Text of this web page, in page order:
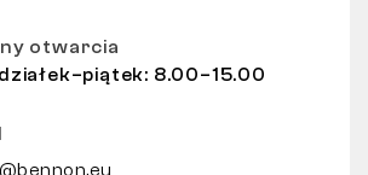
otwarcia
8.00–15.00